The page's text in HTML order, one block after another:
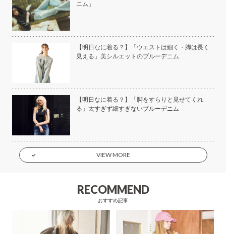
ニム」
【明日なに着る？】「ウエストは細く・脚は長く
見える」美シルエットのブルーデニム
【明日なに着る？】「脚をすらりと見せてくれ
る」太すぎず細すぎないブルーデニム
VIEW MORE
RECOMMEND
おすすめ記事